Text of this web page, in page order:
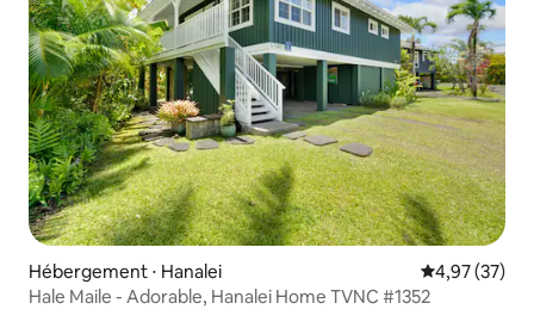
Hébergement ⋅ Hanalei Évaluation
4,97 (37)
Hale Maile - Adorable, Hanalei Home TVNC #1352